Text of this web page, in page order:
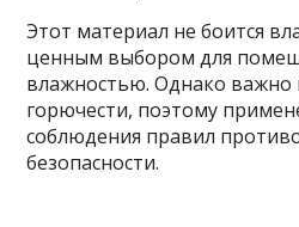
Этот материал не боится
ценным выбором для
влажностью. Однако важно
горючести, поэтому
соблюдения правил
безопасности.